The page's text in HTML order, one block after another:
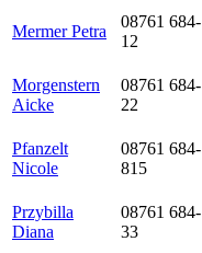
Mermer Petra
08761 684-
12
Morgenstern
Aicke
08761 684-
22
Pfanzelt
Nicole
08761 684-
815
Przybilla
Diana
08761 684-
33